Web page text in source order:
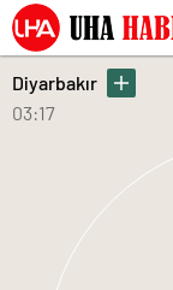
Diyarbakır
03:17